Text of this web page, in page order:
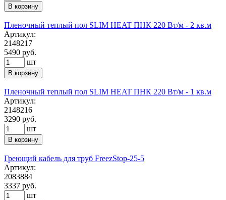
В корзину
Пленочный теплый пол SLIM HEAT ПНК 220 Вт/м - 2 кв.м
Артикул:
2148217
5490 руб.
шт
В корзину
Пленочный теплый пол SLIM HEAT ПНК 220 Вт/м - 1 кв.м
Артикул:
2148216
3290 руб.
шт
В корзину
Греющий кабель для труб FreezStop-25-5
Артикул:
2083884
3337 руб.
шт